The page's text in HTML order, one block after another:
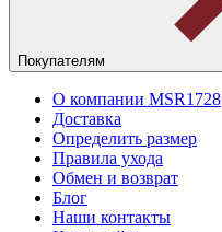
Покупателям
О компании MSR1728
Доставка
Определить размер
Правила ухода
Обмен и возврат
Блог
Наши контакты